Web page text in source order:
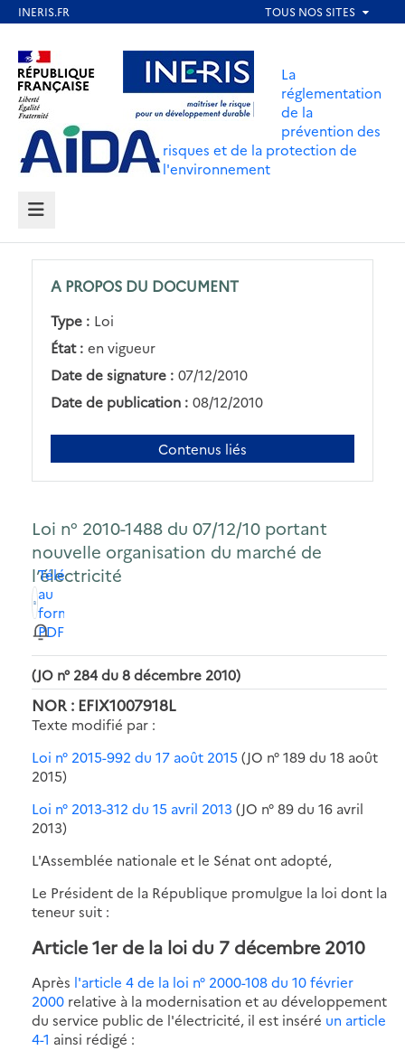
contenu
principal
Aller au contenu Aller au menu
Aller au pied de page
La
réglementation
de la
prévention des
risques et de la protection de
l'environnement
MENU
A PROPOS DU DOCUMENT
Type : Loi
État : en vigueur
Date de signature : 07/12/2010
Date de publication : 08/12/2010
Contenus liés
Loi n° 2010-1488 du 07/12/10 portant
nouvelle organisation du marché de
l’électricité
Télécharger
au
format
PDF
(JO n° 284 du 8 décembre 2010)
NOR : EFIX1007918L
Texte modifié par :
Loi n° 2015-992 du 17 août 2015 (JO n° 189 du 18 août
2015)
Loi n° 2013-312 du 15 avril 2013 (JO n° 89 du 16 avril
2013)
L'Assemblée nationale et le Sénat ont adopté,
Le Président de la République promulgue la loi dont la
teneur suit :
Article 1er de la loi du 7 décembre 2010
Après l'article 4 de la loi n° 2000-108 du 10 février
2000 relative à la modernisation et au développement
du service public de l'électricité, il est inséré un article
4-1 ainsi rédigé :